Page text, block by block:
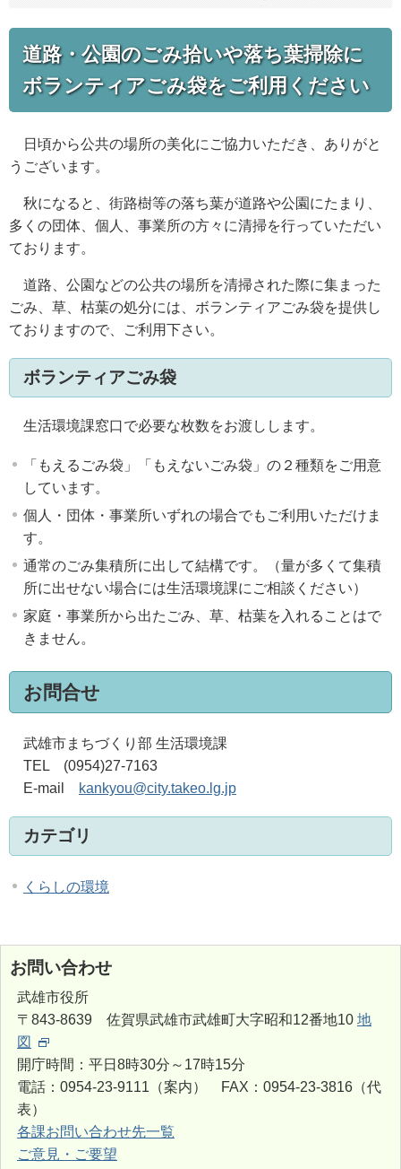
道路・公園のごみ拾いや落ち葉掃除に
ボランティアごみ袋をご利用ください
日頃から公共の場所の美化にご協力いただき、ありがと
うございます。
秋になると、街路樹等の落ち葉が道路や公園にたまり、
多くの団体、個人、事業所の方々に清掃を行っていただい
ております。
道路、公園などの公共の場所を清掃された際に集まった
ごみ、草、枯葉の処分には、ボランティアごみ袋を提供し
ておりますので、ご利用下さい。
ボランティアごみ袋
生活環境課窓口で必要な枚数をお渡しします。
「もえるごみ袋」「もえないごみ袋」の２種類をご用意
しています。
個人・団体・事業所いずれの場合でもご利用いただけま
す。
通常のごみ集積所に出して結構です。（量が多くて集積
所に出せない場合には生活環境課にご相談ください）
家庭・事業所から出たごみ、草、枯葉を入れることはで
きません。
お問合せ
武雄市まちづくり部 生活環境課
TEL (0954)27-7163
E-mail
kankyou@city.takeo.lg.jp
カテゴリ
くらしの環境
お問い合わせ
武雄市役所
〒843-8639 佐賀県武雄市武雄町大字昭和12番地10 地
図
開庁時間：平日8時30分～17時15分
電話：0954-23-9111（案内） FAX：0954-23-3816（代
表）
各課お問い合わせ先一覧
ご意見・ご要望